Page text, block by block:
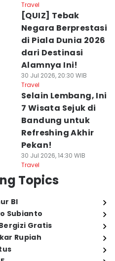
Travel
[QUIZ] Tebak
Negara Berprestasi
di Piala Dunia 2026
dari Destinasi
Alamnya Ini!
30 Jul 2026, 20:30 WIB
Travel
Selain Lembang, Ini
7 Wisata Sejuk di
Bandung untuk
Refreshing Akhir
Pekan!
30 Jul 2026, 14:30 WIB
Travel
Topics
BI
Subianto
Gratis
Rupiah